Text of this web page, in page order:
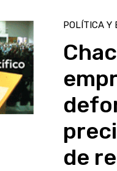
POLÍTICA Y
de